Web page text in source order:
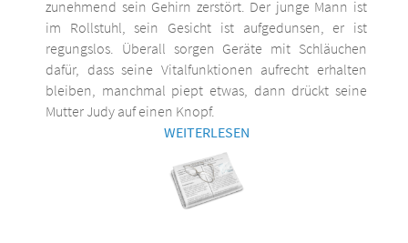
zunehmend sein Gehirn zerstört. Der junge Mann ist
im Rollstuhl, sein Gesicht ist aufgedunsen, er ist
regungslos. Überall sorgen Geräte mit Schläuchen
dafür, dass seine Vitalfunktionen aufrecht erhalten
bleiben, manchmal piept etwas, dann drückt seine
Mutter Judy auf einen Knopf.
WEITERLESEN